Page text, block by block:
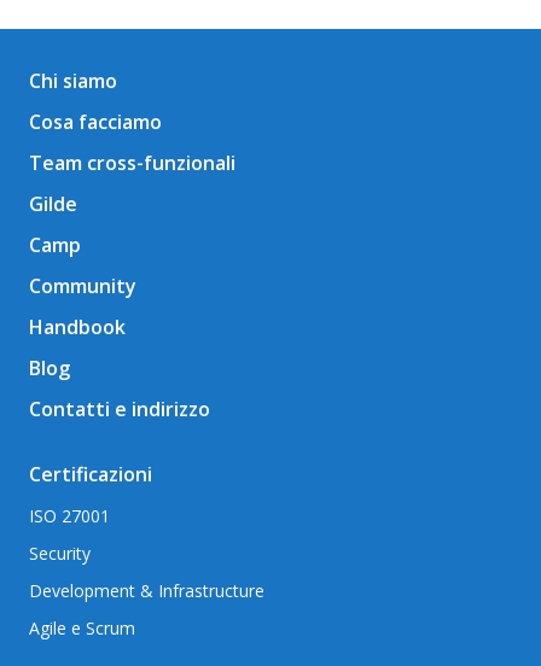
Chi siamo
Cosa facciamo
Team cross-funzionali
Gilde
Camp
Community
Handbook
Blog
Contatti e indirizzo
Certificazioni
ISO 27001
Security
Development & Infrastructure
Agile e Scrum